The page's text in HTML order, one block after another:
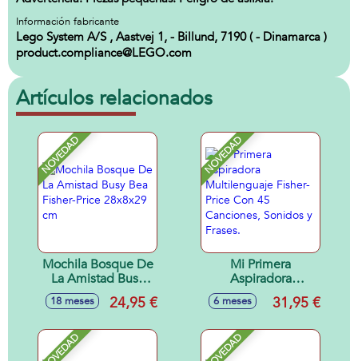
Información fabricante
Lego System A/S , Aastvej 1, - Billund, 7190 ( - Dinamarca )
product.compliance@LEGO.com
Artículos relacionados
NOVEDAD
Mochila Bosque De
La Amistad Busy
Bea Fisher-Price
28x8x29 cm
18 meses 24,95 €
NOVEDAD
Mi Primera
Aspiradora
Multilenguaje
Fisher-Price Con 45
y Frases.
6 meses 31,95 €
NOVEDAD NOVEDAD